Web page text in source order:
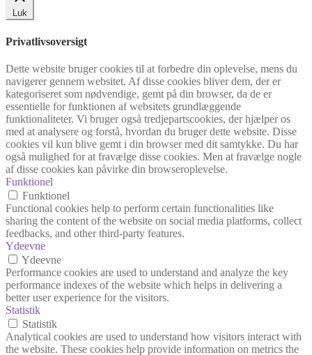
Luk
Privatlivsoversigt
Dette website bruger cookies til at forbedre din oplevelse, mens du
navigerer gennem websitet. Af disse cookies bliver dem, der er
kategoriseret som nødvendige, gemt på din browser, da de er
essentielle for funktionen af websitets grundlæggende
funktionaliteter. Vi bruger også tredjepartscookies, der hjælper os
med at analysere og forstå, hvordan du bruger dette website. Disse
cookies vil kun blive gemt i din browser med dit samtykke. Du har
også mulighed for at fravælge disse cookies. Men at fravælge nogle
af disse cookies kan påvirke din browseroplevelse.
Funktionel
Funktionel
Functional cookies help to perform certain functionalities like
sharing the content of the website on social media platforms, collect
feedbacks, and other third-party features.
Ydeevne
Ydeevne
Performance cookies are used to understand and analyze the key
performance indexes of the website which helps in delivering a
better user experience for the visitors.
Statistik
Statistik
Analytical cookies are used to understand how visitors interact with
the website. These cookies help provide information on metrics the